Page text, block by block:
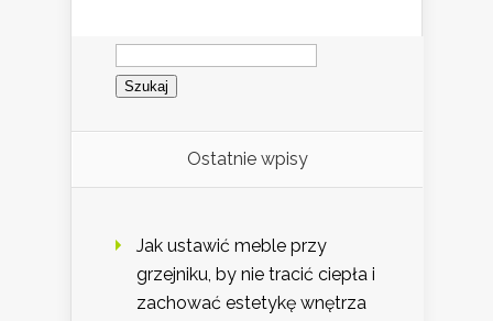
Szukaj:
Ostatnie wpisy
Jak ustawić meble przy
grzejniku, by nie tracić ciepła i
zachować estetykę wnętrza